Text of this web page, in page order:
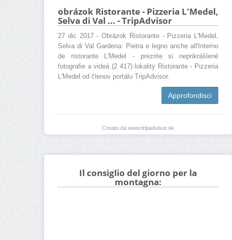
obrázok Ristorante - Pizzeria L'Medel,
Selva di Val ... - TripAdvisor
27 dic 2017 - Obrázok Ristorante - Pizzeria L'Medel,
Selva di Val Gardena: Pietra e legno anche all'Interno
de ristorante L'Medel - prezrite si neprikrášlené
fotografie a videá (2 417) lokality Ristorante - Pizzeria
L'Medel od členov portálu TripAdvisor.
Approfondisci
Creato da www.tripadvisor.sk
Il consiglio del giorno per la
montagna: